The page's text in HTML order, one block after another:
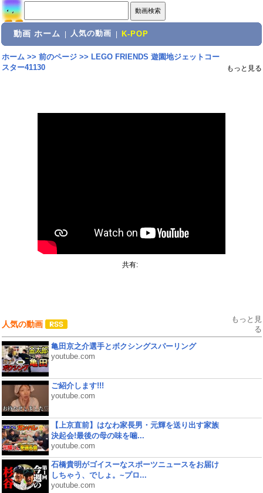
動画 ホーム 人気の動画 K-POP
ホーム>> 前のページ>> LEGO FRIENDS 遊園地ジェットコー
スター41130
もっと見る
共有:
人気の動画
もっと見
る
亀田京之介選手とボクシングスパーリング
youtube.com
ご紹介します!!!
youtube.com
【上京直前】はなわ家長男・元輝を送り出す家族
決起会!最後の母の味を噛...
youtube.com
石橋貴明がゴイスーなスポーツニュースをお届け
しちゃう、でしょ。~プロ...
youtube.com